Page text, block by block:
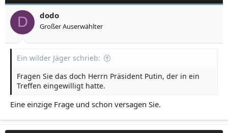
D dodo
Großer Auserwählter
Ein wilder Jäger schrieb:
Fragen Sie das doch Herrn Präsident Putin, der in ein
Treffen eingewilligt hatte.
Eine einzige Frage und schon versagen Sie.